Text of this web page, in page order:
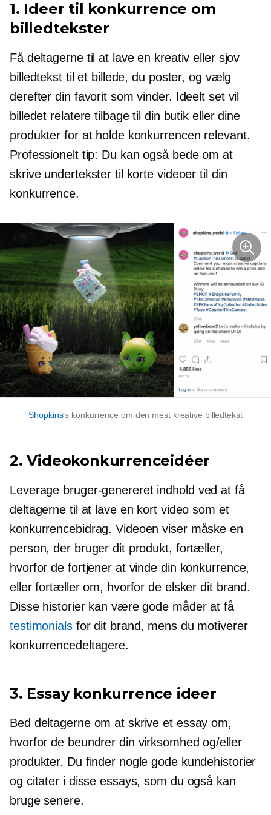
1. Ideer til konkurrence om
billedtekster
Få deltagerne til at lave en kreativ eller sjov
billedtekst til et billede, du poster, og vælg
derefter din favorit som vinder. Ideelt set vil
billedet relatere tilbage til din butik eller dine
produkter for at holde konkurrencen relevant.
Professionelt tip: Du kan også bede om at
skrive undertekster til korte videoer til din
konkurrence.
Shopkins's konkurrence om den mest kreative billedtekst
2. Videokonkurrenceidéer
Leverage bruger-genereretindhold ved at få
deltagerne til at lave en kort video som et
konkurrencebidrag. Videoen viser måske en
person, der bruger dit produkt, fortæller,
hvorfor de fortjener at vinde din konkurrence,
eller fortæller om, hvorfor de elsker dit brand.
Disse historier kan være gode måder at få
testimonialsfor dit brand, mens du motiverer
konkurrencedeltagere.
3. Essay konkurrence ideer
Bed deltagerne om at skrive et essay om,
hvorfor de beundrer din virksomhed og/eller
produkter. Du finder nogle gode kundehistorier
og citater i disse essays, som du også kan
bruge senere.